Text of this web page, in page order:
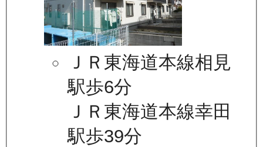
ＪＲ東海道本線相見
駅歩6分
ＪＲ東海道本線幸田
駅歩39分